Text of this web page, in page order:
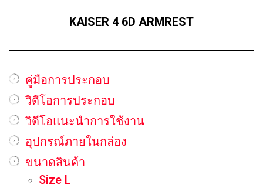
KAISER 4 6D ARMREST
คู่มือการประกอบ
วิดีโอการประกอบ
วิดีโอแนะนำการใช้งาน
อุปกรณ์ภายในกล่อง
ขนาดสินค้า
Size L